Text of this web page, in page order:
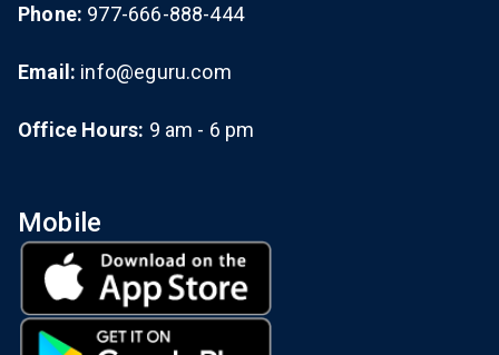
Phone: 977-666-888-444
Email: info@eguru.com
Office Hours: 9 am - 6 pm
Mobile